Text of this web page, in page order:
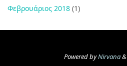
Φεβρουάριος 2018 (1)
Powered byNirvana&